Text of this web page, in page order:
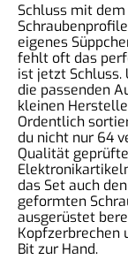
Schluss mit dem
eigenes
fehlt oft das
ist jetzt Schluss.
die passenden
kleinen
Ordentlich
du nicht nur 64
Qualität
das Set auch
geformten
ausgerüstet
Kopfzerbrechen
Bit zur Hand.